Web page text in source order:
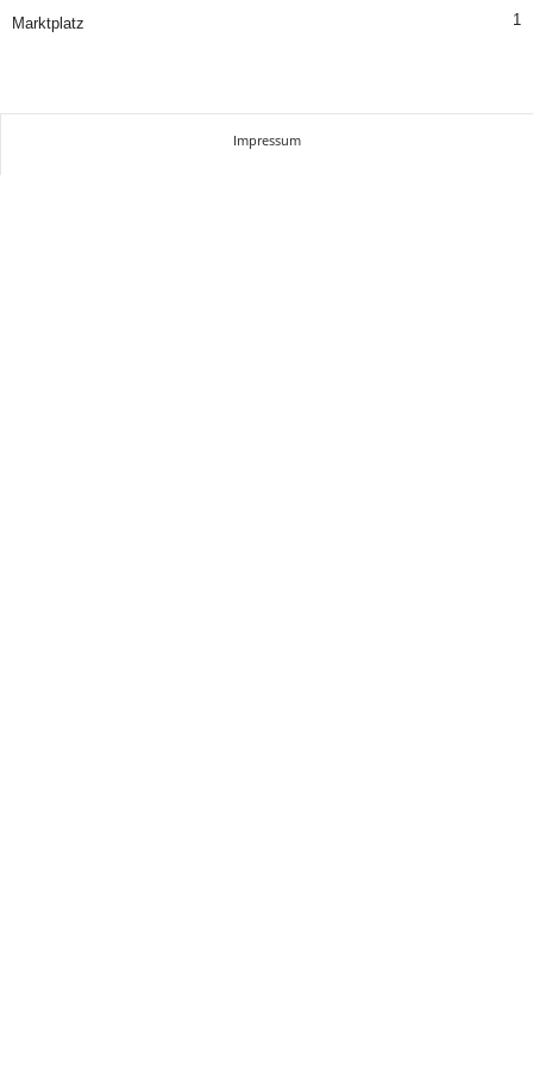
Marktplatz 1
Impressum